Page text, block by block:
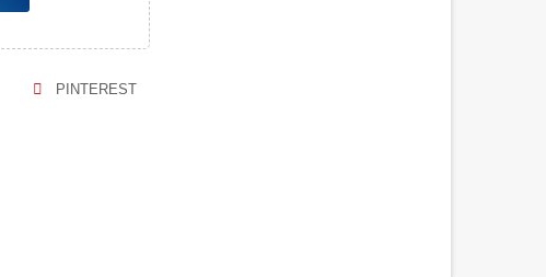
PINTEREST